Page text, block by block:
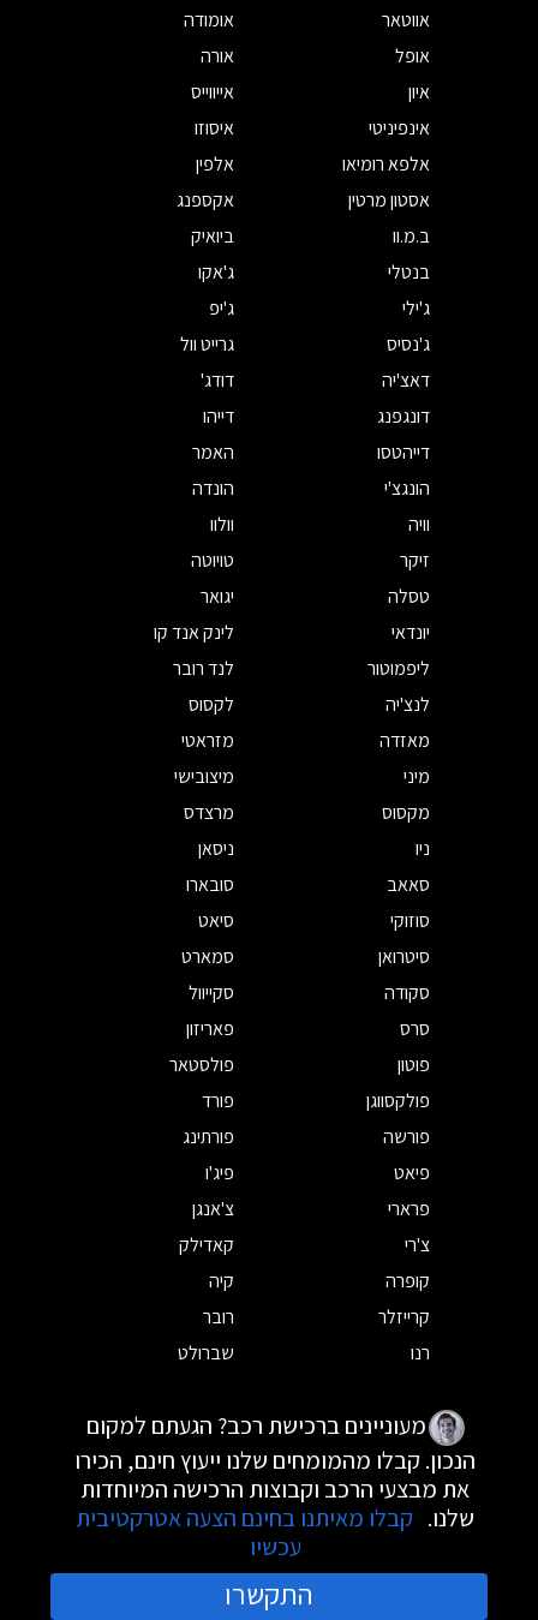
אווטאר
אומודה
אופל
אורה
איון
אייווייס
אינפיניטי
איסוזו
אלפא רומיאו
אלפין
אסטון מרטין
אקספנג
ב.מ.וו
ביואיק
בנטלי
ג'אקו
ג'ילי
ג'יפ
ג'נסיס
גרייט וול
דאצ'יה
דודג'
דונגפנג
דייהו
דייהטסו
האמר
הונגצ'י
הונדה
וויה
וולוו
זיקר
טויוטה
טסלה
יגואר
יונדאי
לינק אנד קו
ליפמוטור
לנד רובר
לנצ'יה
לקסוס
מאזדה
מזראטי
מיני
מיצובישי
מקסוס
מרצדס
ניו
ניסאן
סאאב
סובארו
סוזוקי
סיאט
סיטרואן
סמארט
סקודה
סקייוול
סרס
פאריזון
פוטון
פולסטאר
פולקסווגן
פורד
פורשה
פורתינג
פיאט
פיג'ו
פרארי
צ'אנגן
צ'רי
קאדילק
קופרה
קיה
קרייזלר
רובר
רנו
שברולט
מעוניינים ברכישת רכב? הגעתם למקום
הנכון. קבלו מהמומחים שלנו ייעוץ חינם, הכירו
את מבצעי הרכב וקבוצות הרכישה המיוחדות
שלנו. קבלו מאיתנו בחינם הצעה אטרקטיבית
עכשיו
התקשרו